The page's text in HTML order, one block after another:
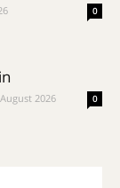
0
2026 0